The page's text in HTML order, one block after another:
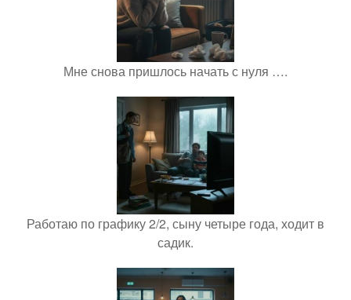
Мне снова пришлось начать с нуля ….
Работаю по графику 2/2, сыну четыре года, ходит в
садик.